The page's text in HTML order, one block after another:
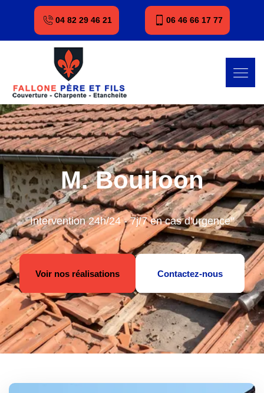
04 82 29 46 21 06 46 66 17 77
M. Bouiloon
Intervention 24h/24 - 7j/7 en cas d'urgence"
Voir nos réalisations Contactez-nous